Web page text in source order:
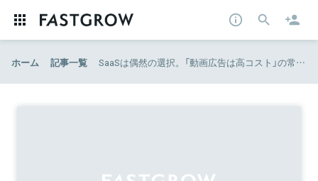
ホーム 記事一覧 SaaSは偶然の選択。「動画広告は高コスト」の常識が変わる、自動動画生成ツール - INITIAL